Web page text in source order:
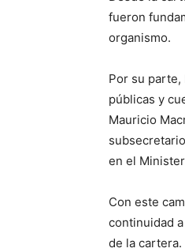
fueron
organismo.
Por su
públicas y
Mauricio
en el
Con este
continuidad
de la cartera.